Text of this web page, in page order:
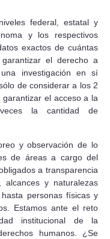
federal, estatal y
y los respectivos
exactos de cuántas
el derecho a
investigación en sí
de considerar a los 2
el acceso a la
la cantidad de
y observación de lo
de áreas a cargo del
a transparencia
y naturalezas
personas físicas y
Estamos ante el reto
institucional de la
humanos. ¿Se